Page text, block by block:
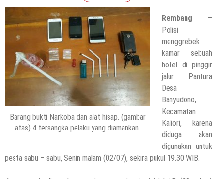
Barang bukti Narkoba dan alat hisap. (gambar
atas) 4 tersangka pelaku yang diamankan.
Rembang –
Polisi
menggrebek
kamar sebuah
hotel di pinggir
jalur Pantura
Desa
Banyudono,
Kecamatan
Kaliori, karena
diduga akan
digunakan untuk
pesta sabu – sabu, Senin malam (02/07), sekira pukul 19.30 WIB.